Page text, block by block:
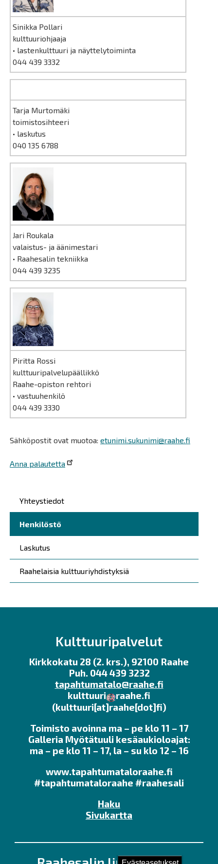
Päävalikko
Yhteystiedot
Henkilöstö
Laskutus
Raahelaisia kulttuuriyhdistyksiä
Sinikka Pollari
kulttuuriohjaaja
• lastenkulttuuri ja näyttelytoiminta
044 439 3332
Tarja Murtomäki
toimistosihteeri
• laskutus
040 135 6788
Jari Roukala
valaistus- ja äänimestari
• Raahesalin tekniikka
044 439 3235
Piritta Rossi
kulttuuripalvelupäällikkö
Raahe-opiston rehtori
• vastuuhenkilö
044 439 3330
Sähköpostit ovat muotoa: etunimi.sukunimi@raahe.fi
Anna palautetta
Kulttuuripalvelut
Kirkkokatu 28 (2. krs.), 92100 Raahe
Puh. 044 439 3232
tapahtumatalo@raahe.fi
kulttuuri
raahe.fi
(kulttuuri[at]raahe[dot]fi)
Toimisto avoinna ma – pe klo 11 – 17
Galleria Myötätuuli kesäaukioloajat:
ma – pe klo 11 – 17, la – su klo 12 – 16
www.tapahtumataloraahe.fi
#tapahtumataloraahe #raahesali
Haku
Sivukartta